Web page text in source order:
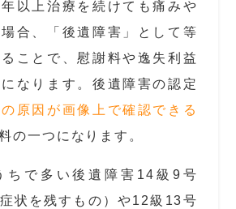
以上治療を続けても痛みや
合、「後遺障害」として等
ことで、慰謝料や逸失利益
なります。後遺障害の認定
の原因が画像上で確認できる
の一つになります。
ちで多い後遺障害14級9号
症状を残すもの）や12級13号